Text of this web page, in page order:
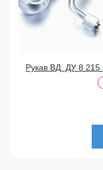
Рукав ВД. ДУ 8